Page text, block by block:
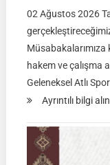
02 Ağustos 2026
hakem ve çalışma
Geleneksel Atlı
Ayrıntılı bilgi alın: